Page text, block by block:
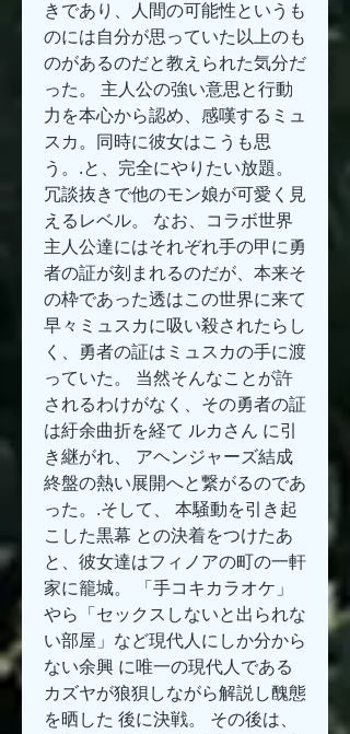
きであり、人間の可能性というも
のには自分が思っていた以上のも
のがあるのだと教えられた気分だ
った。 主人公の強い意思と行動
力を本心から認め、感嘆するミュ
スカ。同時に彼女はこうも思
う。.と、完全にやりたい放題。
冗談抜きで他のモン娘が可愛く見
えるレベル。 なお、コラボ世界
主人公達にはそれぞれ手の甲に勇
者の証が刻まれるのだが、本来そ
の枠であった透はこの世界に来て
早々ミュスカに吸い殺されたらし
く、勇者の証はミュスカの手に渡
っていた。 当然そんなことが許
されるわけがなく、その勇者の証
は紆余曲折を経て ルカさん に引
き継がれ、 アヘンジャーズ結成
終盤の熱い展開へと繋がるのであ
った。.そして、 本騒動を引き起
こした黒幕 との決着をつけたあ
と、彼女達はフィノアの町の一軒
家に籠城。 「手コキカラオケ」
やら「セックスしないと出られな
い部屋」など現代人にしか分から
ない余興 に唯一の現代人である
カズヤが狼狽しながら解説し醜態
を晒した 後に決戦。 その後は、